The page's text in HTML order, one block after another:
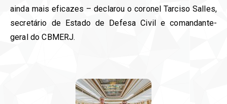
ainda mais eficazes – declarou o coronel Tarciso Salles,
secretário de Estado de Defesa Civil e comandante-
geral do CBMERJ.